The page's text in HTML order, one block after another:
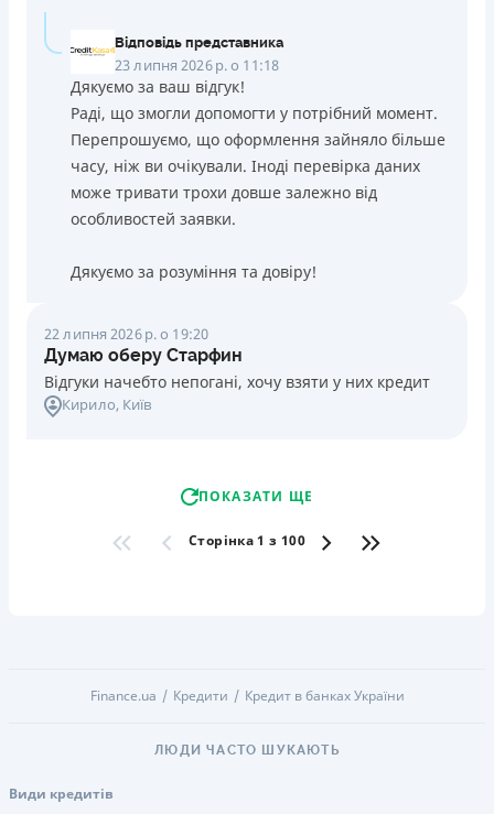
Відповідь представника
23 липня 2026 р. о 11:18
Дякуємо за ваш відгук!
Раді, що змогли допомогти у потрібний момент.
Перепрошуємо, що оформлення зайняло більше
часу, ніж ви очікували. Іноді перевірка даних
може тривати трохи довше залежно від
особливостей заявки.
Дякуємо за розуміння та довіру!
22 липня 2026 р. о 19:20
Думаю оберу Старфин
Відгуки начебто непогані, хочу взяти у них кредит
Кирило, Київ
ПОКАЗАТИ ЩЕ
Сторінка 1 з 100
Finance.ua Кредити Кредит в банках України
ЛЮДИ ЧАСТО ШУКАЮТЬ
Види кредитів